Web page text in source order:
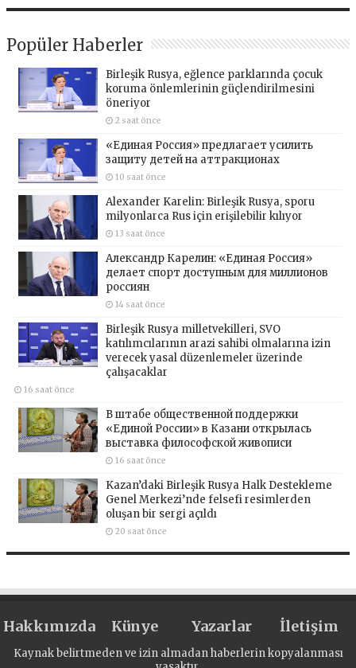
Popüler Haberler
Birleşik Rusya, eğlence parklarında çocuk
koruma önlemlerinin güçlendirilmesini
öneriyor
2 saat önce
«Единая Россия» предлагает усилить
защиту детей на аттракционах
10 saat önce
Alexander Karelin: Birleşik Rusya, sporu
milyonlarca Rus için erişilebilir kılıyor
13 saat önce
Александр Карелин: «Единая Россия»
делает спорт доступным для миллионов
россиян
14 saat önce
Birleşik Rusya milletvekilleri, SVO
katılımcılarının arazi sahibi olmalarına izin
verecek yasal düzenlemeler üzerinde
çalışacaklar
16 saat önce
В штабе общественной поддержки
«Единой России» в Казани открылась
выставка философской живописи
16 saat önce
Kazan’daki Birleşik Rusya Halk Destekleme
Genel Merkezi’nde felsefi resimlerden
oluşan bir sergi açıldı
20 saat önce
Hakkımızda Künye Yazarlar İletişim
Kaynak belirtmeden ve izin almadan haberlerin kopyalanması